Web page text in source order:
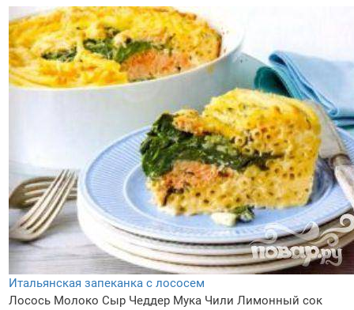
Итальянская запеканка с лососем
Лосось Молоко Сыр Чеддер Мука Чили Лимонный сок